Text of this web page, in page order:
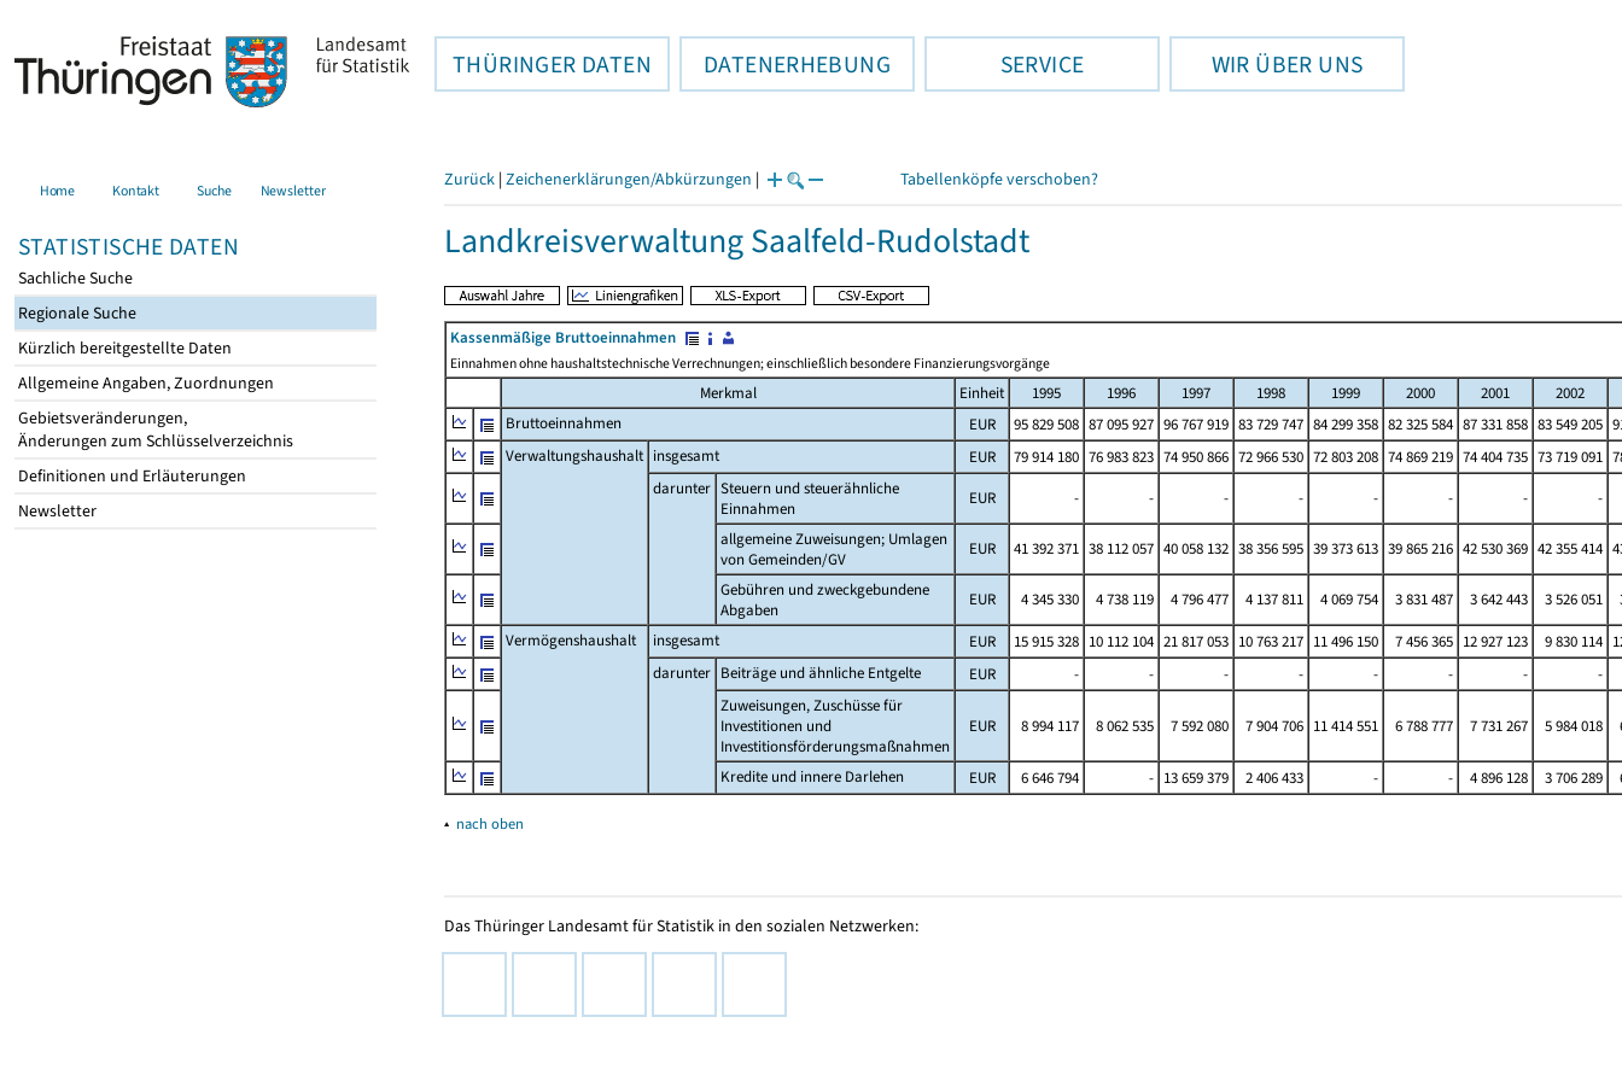
THÜRINGER DATEN DATENERHEBUNG SERVICE WIR ÜBER UNS
Home Kontakt Suche Newsletter
STATISTISCHE DATEN
Sachliche Suche
Regionale Suche
Kürzlich bereitgestellte Daten
Allgemeine Angaben, Zuordnungen
Gebietsveränderungen,
Änderungen zum Schlüsselverzeichnis
Definitionen und Erläuterungen
Newsletter
Zurück | Zeichenerklärungen/Abkürzungen | Tabellenköpfe verschoben?
Landkreisverwaltung Saalfeld-Rudolstadt
Kassenmäßige Bruttoeinnahmen
Einnahmen ohne haushaltstechnische Verrechnungen; einschließlich besondere Finanzierungsvorgänge
Merkmal Einheit 1995 1996 1997 1998 1999 2000 2001
2002
Bruttoeinnahmen
EUR 95 829 508 87 095 927 96 767 919 83 729 747 84 299 358 82 325 584 87 331 858 83 549 205
Verwaltungshaushalt insgesamt EUR 79 914 180 76 983 823 74 950 866 72 966 530 72 803 208 74 869 219 74 404 735 73 719 091
darunter Steuern und steuerähnliche
Einnahmen
EUR - - - - - - -
-
allgemeine Zuweisungen; Umlagen
von Gemeinden/GV
EUR 41 392 371 38 112 057 40 058 132 38 356 595 39 373 613 39 865 216 42 530 369 42 355 414
Gebühren und zweckgebundene
Abgaben
EUR 4 345 330 4 738 119 4 796 477 4 137 811 4 069 754 3 831 487 3 642 443 3 526 051
Vermögenshaushalt
insgesamt EUR 15 915 328 10 112 104 21 817 053 10 763 217 11 496 150 7 456 365 12 927 123 9 830 114
darunter Beiträge und ähnliche Entgelte EUR - - - - - - -
-
Zuweisungen, Zuschüsse für
Investitionen und
Investitionsförderungsmaßnahmen
EUR 8 994 117 8 062 535 7 592 080 7 904 706 11 414 551 6 788 777 7 731 267 5 984 018
Kredite und innere Darlehen EUR 6 646 794 - 13 659 379 2 406 433 - - 4 896 128 3 706 289
▴ nach oben
Das Thüringer Landesamt für Statistik in den sozialen Netzwerken: